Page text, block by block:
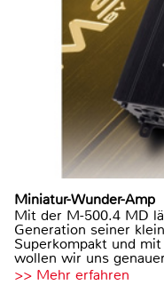
Miniatur-Wunder-Amp
Mit der M-500.4 MD
Generation seiner
Superkompakt und
wollen wir uns
>> Mehr erfahren